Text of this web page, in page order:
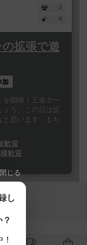
2
0
の拡張で遊
加
を開催！王道ボー
ょう。この日は拡
思います。もち
歓迎
歓迎
閉じる
し
報サイト